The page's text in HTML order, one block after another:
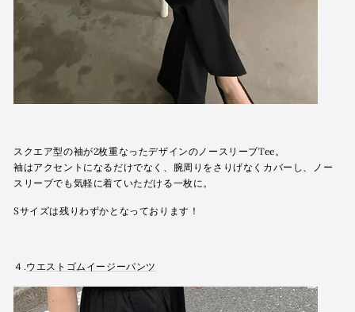
スクエア型の袖が2枚重なったデザインのノースリーブTee。
袖はアクセントになるだけでなく、腕周りをさりげなくカバーし、ノー
スリーブでも気軽に着ていただける一枚に。
Sサイズは残りわずかとなっております！
４.ウエストゴムイージーパンツ